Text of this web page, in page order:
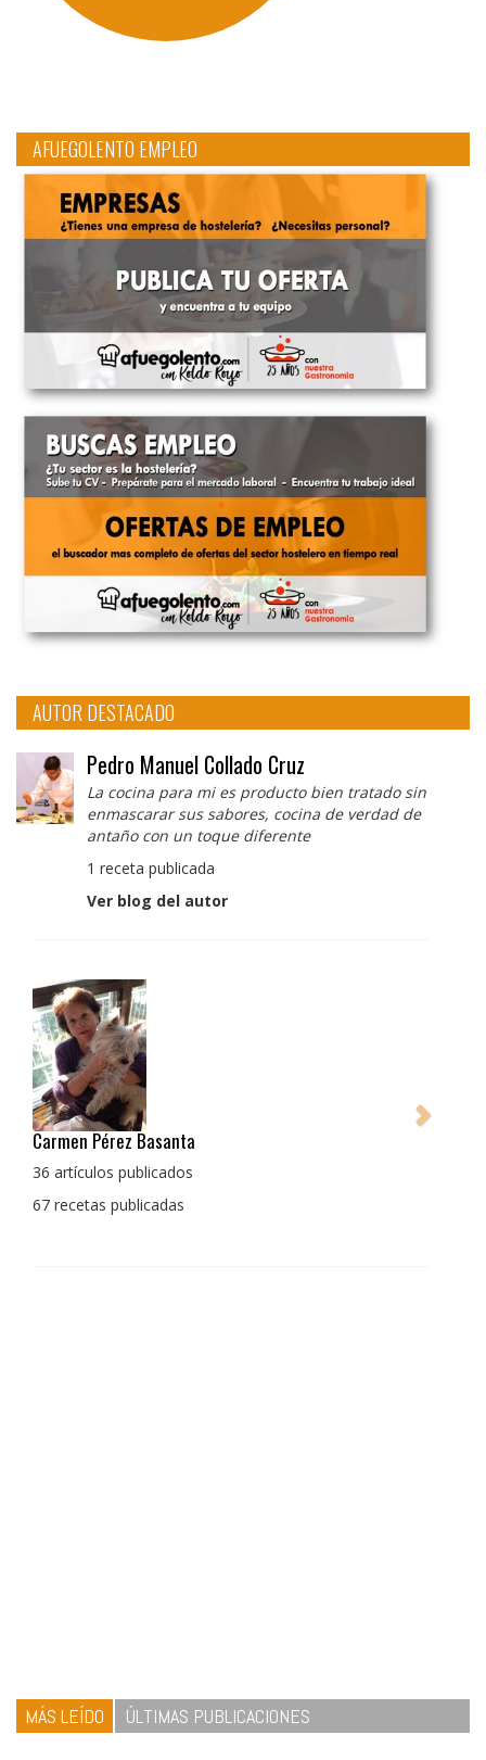
AFUEGOLENTO EMPLEO
AUTOR DESTACADO
Pedro Manuel Collado Cruz
La cocina para mi es producto bien tratado sin
enmascarar sus sabores, cocina de verdad de
antaño con un toque diferente
1 receta publicada
Ver blog del autor
Pedro Manuel Collado Cruz
La cocina para mi es producto bien tratado sin
con un toque diferente